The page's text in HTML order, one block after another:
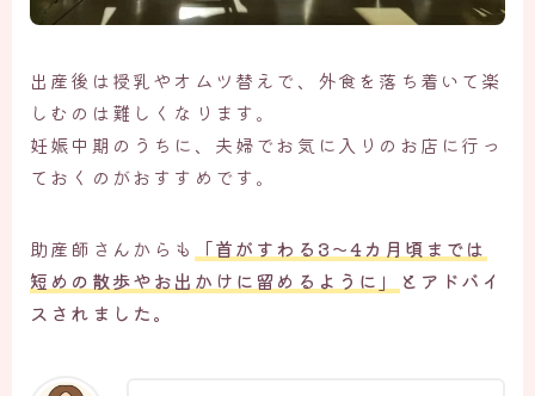
出産後は授乳やオムツ替えで、外食を落ち着いて楽
しむのは難しくなります。
妊娠中期のうちに、夫婦でお気に入りのお店に行っ
ておくのがおすすめです。
助産師さんからも
「首がすわる3～4カ月頃までは
短めの散歩やお出かけに留めるように」
とアドバイ
スされました。